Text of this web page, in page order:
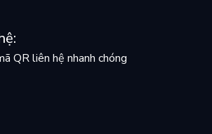
QR liên hệ nhanh chóng